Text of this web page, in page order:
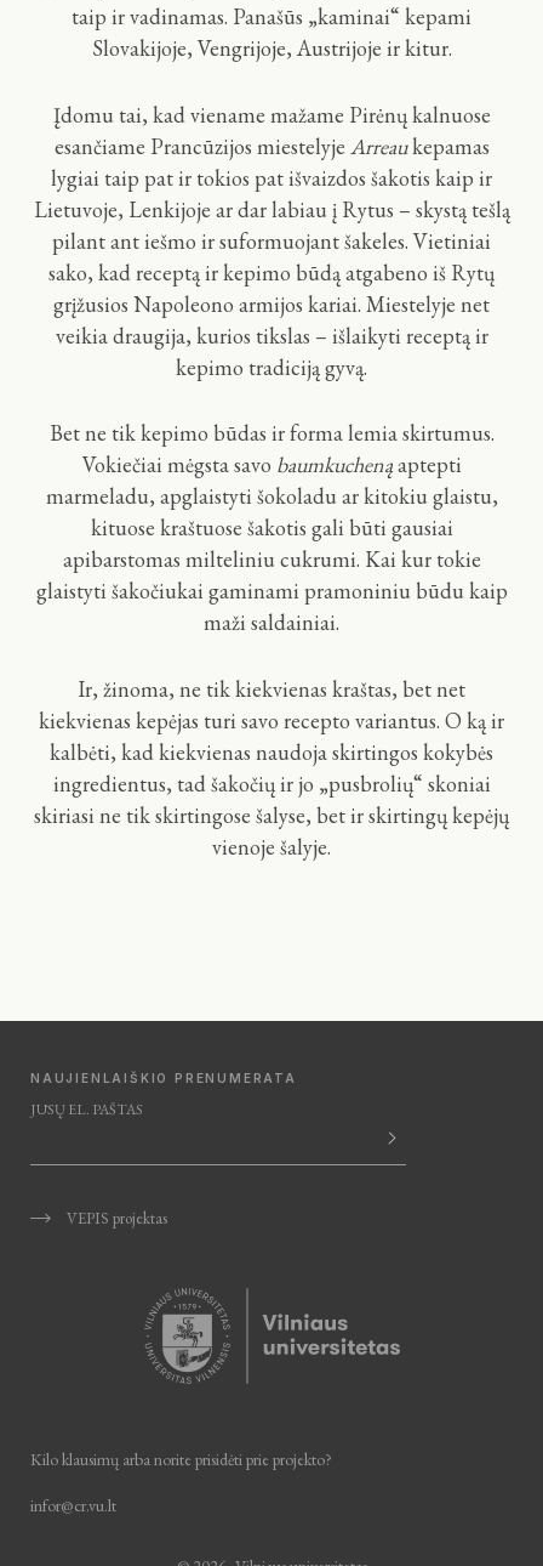
taip ir vadinamas. Panašūs „kaminai“ kepami
Slovakijoje, Vengrijoje, Austrijoje ir kitur.
Įdomu tai, kad viename mažame Pirėnų kalnuose
esančiame Prancūzijos miestelyje Arreaukepamas
lygiai taip pat ir tokios pat išvaizdos šakotis kaip ir
Lietuvoje, Lenkijoje ar dar labiau į Rytus – skystą tešlą
pilant ant iešmo ir suformuojant šakeles. Vietiniai
sako, kad receptą ir kepimo būdą atgabeno iš Rytų
grįžusios Napoleono armijos kariai. Miestelyje net
veikia draugija, kurios tikslas – išlaikyti receptą ir
kepimo tradiciją gyvą.
Bet ne tik kepimo būdas ir forma lemia skirtumus.
Vokiečiai mėgsta savo baumkuchenąaptepti
marmeladu, apglaistyti šokoladu ar kitokiu glaistu,
kituose kraštuose šakotis gali būti gausiai
apibarstomas milteliniu cukrumi. Kai kur tokie
glaistyti šakočiukai gaminami pramoniniu būdu kaip
maži saldainiai.
Ir, žinoma, ne tik kiekvienas kraštas, bet net
kiekvienas kepėjas turi savo recepto variantus. O ką ir
kalbėti, kad kiekvienas naudoja skirtingos kokybės
ingredientus, tad šakočių ir jo „pusbrolių“ skoniai
skiriasi ne tik skirtingose šalyse, bet ir skirtingų kepėjų
vienoje šalyje.
Kilo klausimų arba norite prisidėtiprie projekto?
infor@cr.vu.lt
VEPIS projektas
NAUJIENLAIŠKIO PRENUMERATA
JŪSŲ EL. PAŠTAS